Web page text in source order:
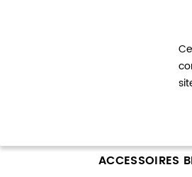
ACCESSOIRES